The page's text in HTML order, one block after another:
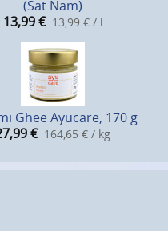
(Sat Nam)
13,99 € 13,99 € / l
Ghee Ayucare, 170 g
€ 164,65 € / kg